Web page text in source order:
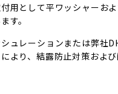
用として平ワッシャーお
す。
ュレーションまたは弊社
より、結露防止対策およ